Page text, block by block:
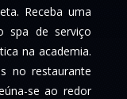
Receba uma
spa de serviço
na academia.
no restaurante
se ao redor